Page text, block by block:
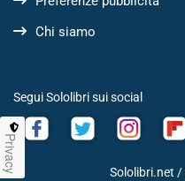
Chi siamo
Segui Sololibri sui social
Sololibri.net /
Privacy